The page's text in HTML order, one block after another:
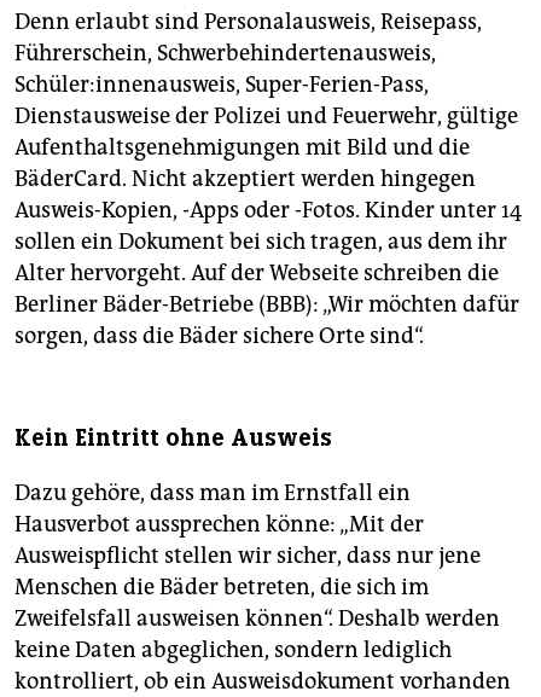
Denn erlaubt sind Personalausweis, Reisepass,
Führerschein, Schwerbehindertenausweis,
Schüler:innenausweis, Super-Ferien-Pass,
Dienstausweise der Polizei und Feuerwehr, gültige
Aufenthaltsgenehmigungen mit Bild und die
BäderCard. Nicht akzeptiert werden hingegen
Ausweis-Kopien, -Apps oder -Fotos. Kinder unter 14
sollen ein Dokument bei sich tragen, aus dem ihr
Alter hervorgeht. Auf der Webseite schreiben die
Berliner Bäder-Betriebe (BBB): „Wir möchten dafür
sorgen, dass die Bäder sichere Orte sind“.
Kein Eintritt ohne Ausweis
Dazu gehöre, dass man im Ernstfall ein
Hausverbot aussprechen könne: „Mit der
Ausweispflicht stellen wir sicher, dass nur jene
Menschen die Bäder betreten, die sich im
Zweifelsfall ausweisen können“. Deshalb werden
keine Daten abgeglichen, sondern lediglich
kontrolliert, ob ein Ausweisdokument vorhanden